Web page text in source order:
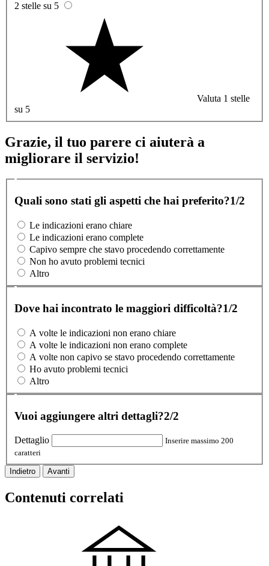
2 stelle su 5
Valuta 1 stelle
su 5
Grazie, il tuo parere ci aiuterà a
migliorare il servizio!
Quali sono stati gli aspetti che hai preferito?1/2
Le indicazioni erano chiare
Le indicazioni erano complete
Capivo sempre che stavo procedendo correttamente
Non ho avuto problemi tecnici
Altro
Dove hai incontrato le maggiori difficoltà?1/2
A volte le indicazioni non erano chiare
A volte le indicazioni non erano complete
A volte non capivo se stavo procedendo correttamente
Ho avuto problemi tecnici
Altro
Vuoi aggiungere altri dettagli?2/2
Dettaglio
Inserire massimo 200
caratteri
Indietro Avanti
Contenuti correlati